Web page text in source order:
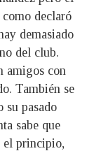
como declaró
demasiado
del club.
amigos con
También se
su pasado
sabe que
el principio,